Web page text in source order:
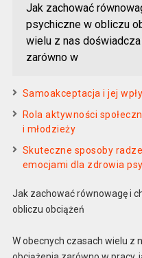
Jak zachować
psychiczne w obliczu
wielu z nas
zarówno w
Samoakceptacja i jej
Rola aktywności
i młodzieży
Skuteczne sposoby
emocjami dla zdrowia
Jak zachować równowagę i
obliczu obciążeń
W obecnych czasach wielu z